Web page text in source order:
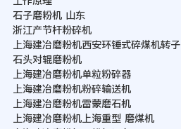
石子磨粉机 山东
浙江产节杆粉碎机
上海建冶磨粉机西安环锤式碎煤机转子
石头对辊磨粉机
上海建冶磨粉机单粒粉碎器
上海建冶磨粉机粉碎输送机
上海建冶磨粉机雷蒙磨石机
上海建冶磨粉机上海重型 磨煤机